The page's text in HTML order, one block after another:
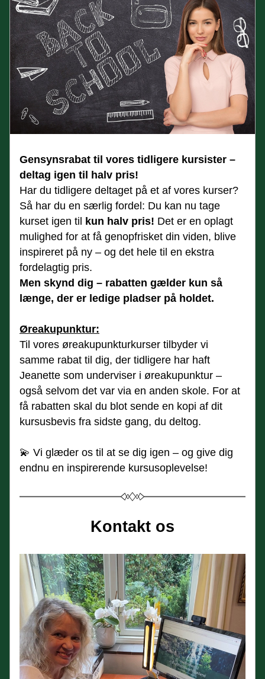
Gensynsrabat til vores tidligere kursister –
deltag igen til halv pris!
Har du tidligere deltaget på et af vores kurser?
Så har du en særlig fordel: Du kan nu tage
kurset igen til
kun halv pris! Det er en oplagt
mulighed for at få genopfrisket din viden, blive
inspireret på ny – og det hele til en ekstra
fordelagtig pris.
Men skynd dig – rabatten gælder kun så
længe, der er ledige pladser på holdet.
Øreakupunktur:
Til vores øreakupunkturkurser tilbyder vi
samme rabat til dig, der tidligere har haft
Jeanette som underviser i øreakupunktur –
også selvom det var via en anden skole. For at
få rabatten skal du blot sende en kopi af dit
kursusbevis fra sidste gang, du deltog.
💫 Vi glæder os til at se dig igen – og give dig
endnu en inspirerende kursusoplevelse!
Kontakt os